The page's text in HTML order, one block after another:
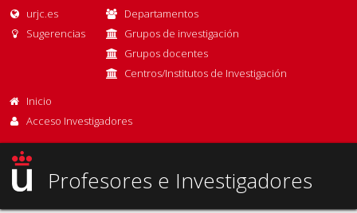
urjc.es
Sugerencias
Departamentos
Grupos de investigación
Grupos docentes
Centros/Institutos de Investigación
Inicio
Acceso Investigadores
Profesores e Investigadores